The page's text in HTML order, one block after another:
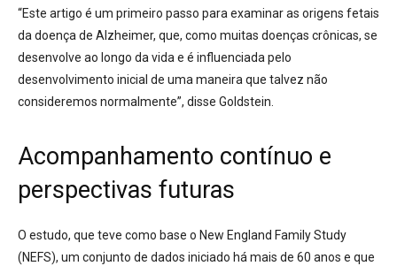
“Este artigo é um primeiro passo para examinar as origens fetais
da doença de Alzheimer, que, como muitas doenças crônicas, se
desenvolve ao longo da vida e é influenciada pelo
desenvolvimento inicial de uma maneira que talvez não
consideremos normalmente”, disse Goldstein.
Acompanhamento contínuo e
perspectivas futuras
O estudo, que teve como base o New England Family Study
(NEFS), um conjunto de dados iniciado há mais de 60 anos e que